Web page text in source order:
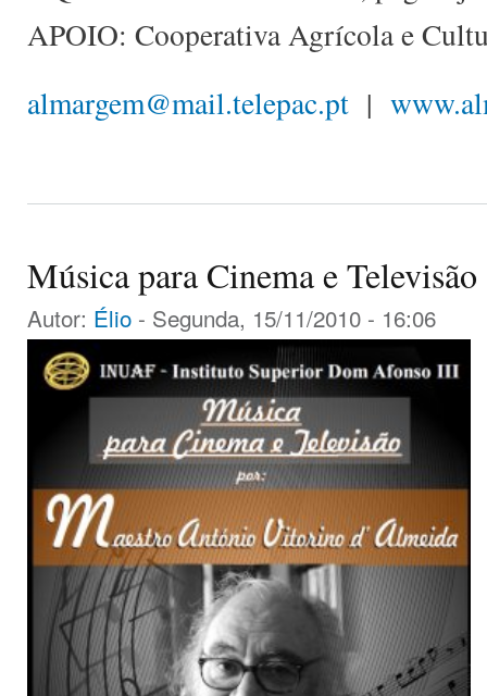
APOIO: Cooperativa Agrícola e
almargem@mail.telepac.pt |
Música para Cinema e Televisão
Autor: Élio - Segunda, 15/11/2010 - 16:06